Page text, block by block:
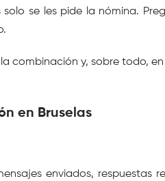
se les pide la nómina.
combinación y, sobre todo,
en Bruselas
enviados, respuestas